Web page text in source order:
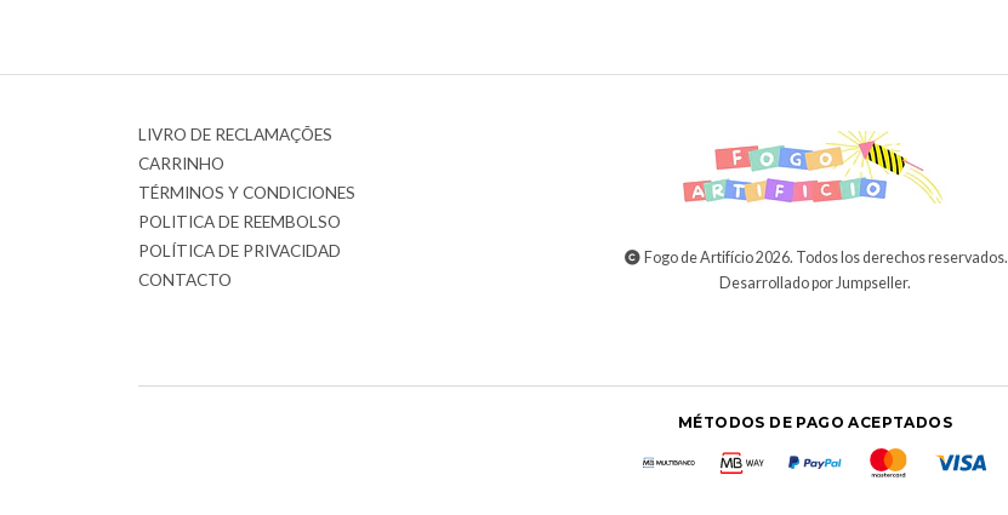
Fogo de Artifício 2026. Todos los derechos reservados.
Desarrollado por Jumpseller.
LIVRO DE RECLAMAÇÕES
CARRINHO
TÉRMINOS Y CONDICIONES
POLITICA DE REEMBOLSO
POLÍTICA DE PRIVACIDAD
CONTACTO
MÉTODOS DE PAGO ACEPTADOS